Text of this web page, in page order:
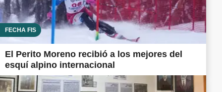
FECHA FIS
El Perito Moreno recibió a los mejores del
esquí alpino internacional